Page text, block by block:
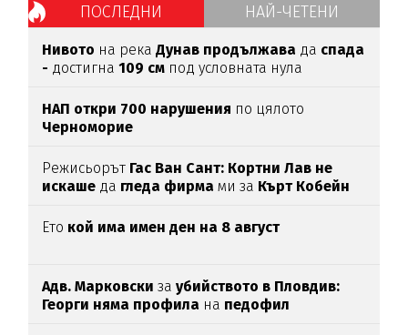
ПОСЛЕДНИ НАЙ-ЧЕТЕНИ
Нивото на рекаДунав продължава да спада
- достигна109 см под условната нула
НАП откри 700 нарушения по цялото
Черноморие
Режисьорът Гас Ван Сант: Кортни Лав не
искаше да гледа фирма ми за Кърт Кобейн
Ето кой има имен ден на 8 август
Адв. Марковски заубийството в Пловдив:
Георги няма профила на педофил